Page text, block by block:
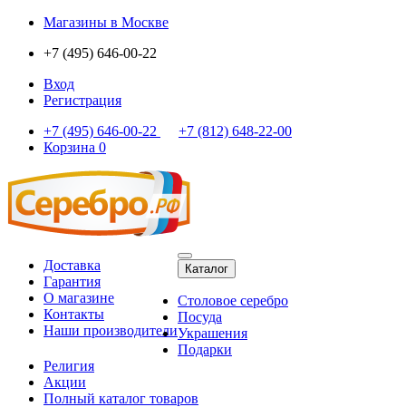
Магазины в Москве
+7 (495) 646-00-22
Вход
Регистрация
+7 (495) 646-00-22
+7 (812) 648-22-00
Корзина 0
Доставка
Гарантия
О магазине
Контакты
Наши производители
Каталог
Столовое серебро
Посуда
Украшения
Подарки
Религия
Акции
Полный каталог товаров